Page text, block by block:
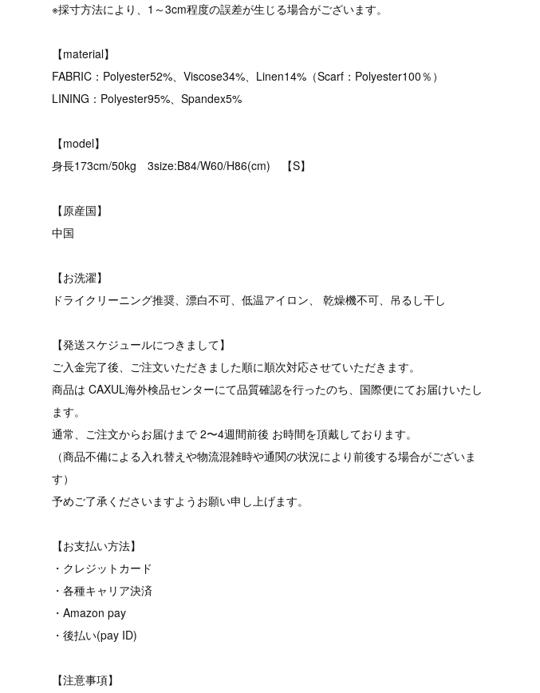
※採寸方法により、1～3cm程度の誤差が生じる場合がございます。
【material】
FABRIC：Polyester52%、Viscose34%、Linen14%（Scarf：Polyester100％）
LINING：Polyester95%、Spandex5%
【model】
身長173cm/50kg 3size:B84/W60/H86(cm) 【S】
【原産国】
中国
【お洗濯】
ドライクリーニング推奨、漂白不可、低温アイロン、 乾燥機不可、吊るし干し
【発送スケジュールにつきまして】
ご入金完了後、ご注文いただきました順に順次対応させていただきます。
商品は CAXUL海外検品センターにて品質確認を行ったのち、国際便にてお届けいたし
ます。
通常、ご注文からお届けまで 2〜4週間前後 お時間を頂戴しております。
（商品不備による入れ替えや物流混雑時や通関の状況により前後する場合がございま
す）
予めご了承くださいますようお願い申し上げます。
【お支払い方法】
・クレジットカード
・各種キャリア決済
・Amazon pay
・後払い(pay ID)
【注意事項】